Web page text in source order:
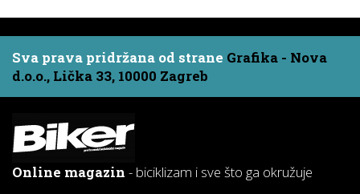
Sva prava pridržana od strane Grafika - Nova
d.o.o., Lička 33, 10000 Zagreb
Online magazin - biciklizam i sve što ga okružuje